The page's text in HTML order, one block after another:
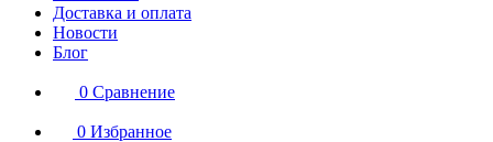
Доставка и оплата
Новости
Блог
0 Сравнение
0 Избранное